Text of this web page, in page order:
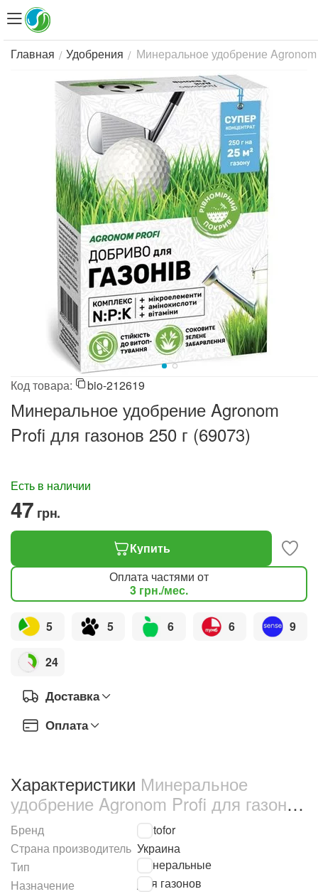
Главная / Удобрения / Минеральное удобрение
Код товара: bio-212619
Минеральное удобрение Agronom
Profi для газонов 250 г (69073)
‍47‍ грн.
Есть в наличии
Купить
Оплата частями от
3 грн./мес.
5 5 6 6 9
24
Доставка
Оплата
Характеристики Минеральное
удобрение Agronom Profi для газонов
250 г (69073)
Бренд
Kvitofor
Страна производитель Украина
Тип
Минеральные
Назначение
Для газонов